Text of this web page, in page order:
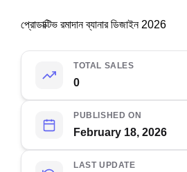
প্রোডাক্টিভ রমাদান ব্যানার ডিজাইন 2026
TOTAL SALES
0
PUBLISHED ON
February 18, 2026
LAST UPDATE